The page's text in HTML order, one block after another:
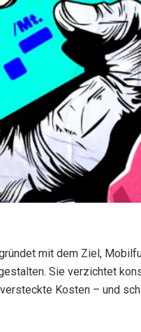
mit dem Ziel,
Sie verzichtet
Kosten – und